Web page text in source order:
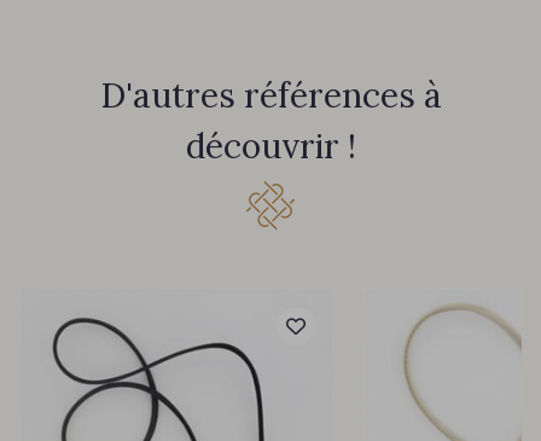
D'autres références à
découvrir !